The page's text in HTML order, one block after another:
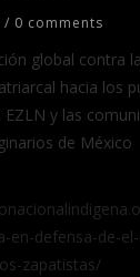
/ 0 comments
global contra
hacia los
y las
de México
en-defensa-de-
zapatistas/